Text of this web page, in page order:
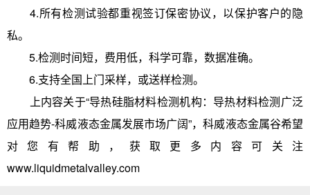
4.所有检测试验都重视签订保密协议，以保护客户的隐
私。
5.检测时间短，费用低，科学可靠，数据准确。
6.支持全国上门采样，或送样检测。
上内容关于“导热硅脂材料检测机构：导热材料检测广泛
应用趋势-科威液态金属发展市场广阔”，科威液态金属谷希望
对您有帮助，获取更多内容可关注
www.liquidmetalvalley.com